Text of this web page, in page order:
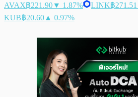
AVAX฿221.90▼ 1.87% LINK฿271.51
KUB฿20.60 ▲ 0.97%